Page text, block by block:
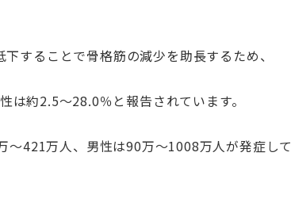
することで骨格筋の減少を助長するため、
約2.5〜28.0％と報告されています。
〜421万人、男性は90万〜1008万人が発症して